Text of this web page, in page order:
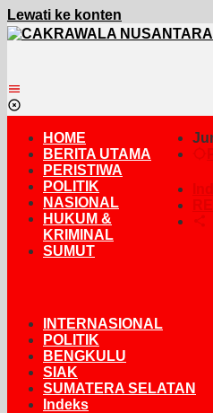
Lewati ke konten
HOME
BERITA UTAMA
PERISTIWA
POLITIK
NASIONAL
HUKUM &
KRIMINAL
SUMUT
INTERNASIONAL
POLITIK
BENGKULU
SIAK
SUMATERA SELATAN
Indeks